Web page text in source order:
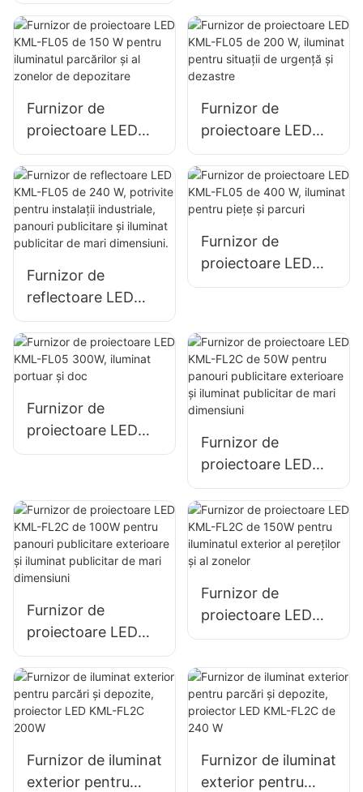
pentru fațade
exterioare ale
clădirilor și iluminat
deschise
clădirilor și
iluminatul
șantierelor de
Furnizor de
proiectoare LED
KML-FL05 de 150
W pentru iluminatul
parcărilor și al
zonelor de
depozitare
Furnizor de
proiectoare LED
KML-FL05 de 200
W, iluminat pentru
situații de urgență
și dezastre
Furnizor de
reflectoare LED
KML-FL05 de 240
W, potrivite pentru
instalații industriale,
panouri publicitare
și iluminat publicitar
de mari dimensiuni.
Furnizor de
proiectoare LED
KML-FL05 de 400
piețe și parcuri
Furnizor de
proiectoare LED
KML-FL05 300W,
doc
Furnizor de
proiectoare LED
KML-FL2C de 50W
pentru panouri
publicitare
exterioare și
de mari dimensiuni
Furnizor de
proiectoare LED
KML-FL2C de 100W
pentru panouri
publicitare
exterioare și
de mari dimensiuni
Furnizor de
proiectoare LED
KML-FL2C de 150W
exterior al pereților
și al zonelor
Furnizor de iluminat
exterior pentru
Furnizor de iluminat
exterior pentru